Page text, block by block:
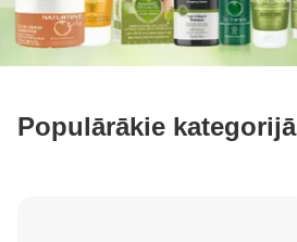
Populārākie kategorijā